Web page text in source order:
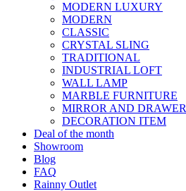
MODERN LUXURY
MODERN
CLASSIC
CRYSTAL SLING
TRADITIONAL
INDUSTRIAL LOFT
WALL LAMP
MARBLE FURNITURE
MIRROR AND DRAWER
DECORATION ITEM
Deal of the month
Showroom
Blog
FAQ
Rainny Outlet